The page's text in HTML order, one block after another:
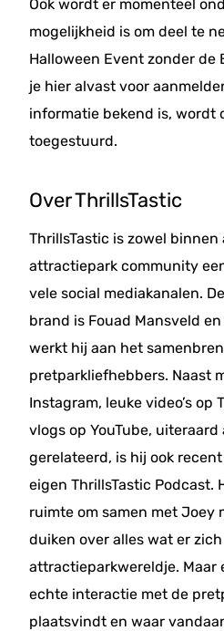
Ook wordt er momenteel
mogelijkheid is om deel te
Halloween Event zonder de
je hier alvast voor
informatie bekend is, wordt
toegestuurd.
Over ThrillsTastic
ThrillsTastic is zowel
attractiepark community
vele social mediakanalen.
brand is Fouad Mansveld
werkt hij aan het
pretparkliefhebbers. Naast
Instagram, leuke video’s op
vlogs op YouTube,
gerelateerd, is hij ook
eigen ThrillsTastic Podcast.
ruimte om samen met Joey
duiken over alles wat er
attractieparkwereldje. Maar
echte interactie met de
plaatsvindt en waar